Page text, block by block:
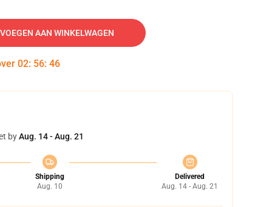
AAN WINKELWAGEN
02: 56: 45
byAug. 14 - Aug. 21
Shipping
Aug. 10
Delivered
Aug. 14 - Aug. 21